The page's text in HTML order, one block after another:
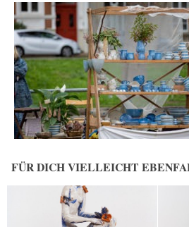
FÜR DICH VIELLEICHT